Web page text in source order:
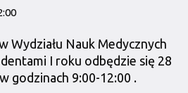
Wydziału Nauk Medycznych
I roku odbędzie się 28
godzinach 9:00-12:00 .